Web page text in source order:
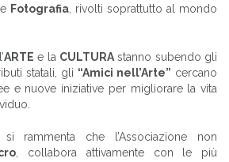
e Fotografia , rivolti soprattutto al mondo
ARTE e la CULTURAstanno subendo gli
statali, gli “Amici nell’Arte” cercano
e nuove iniziative per migliorare la vita
rammenta che l’Associazione non
, collabora attivamente con le più